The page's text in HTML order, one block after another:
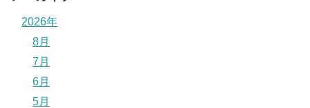
2026年
8月
7月
6月
5月